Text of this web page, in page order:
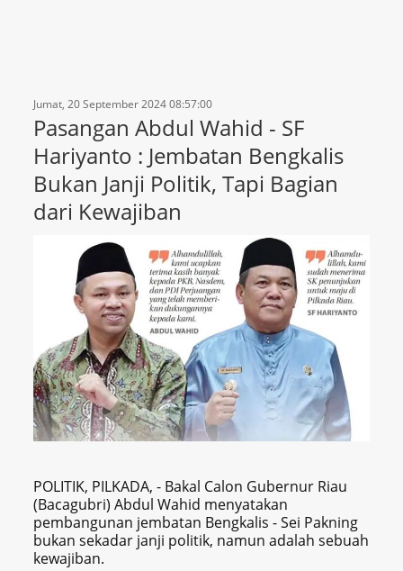
Jumat, 20 September 2024 08:57:00
Pasangan Abdul Wahid - SF
Hariyanto : Jembatan Bengkalis
Bukan Janji Politik, Tapi Bagian
dari Kewajiban
POLITIK, PILKADA, - Bakal Calon Gubernur Riau
(Bacagubri) Abdul Wahid menyatakan
pembangunan jembatan Bengkalis - Sei Pakning
bukan sekadar janji politik, namun adalah sebuah
kewajiban.